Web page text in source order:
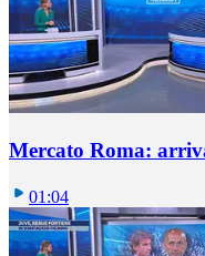
Mercato Roma:
01:04